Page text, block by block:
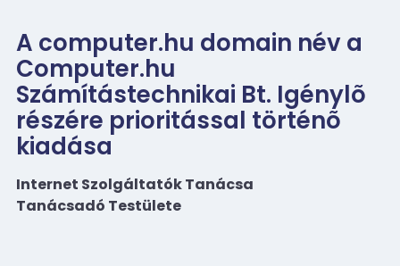
A computer.hu domain név a
Computer.hu
Számítástechnikai Bt. Igénylõ
részére prioritással történõ
kiadása
Internet Szolgáltatók Tanácsa
Tanácsadó Testülete